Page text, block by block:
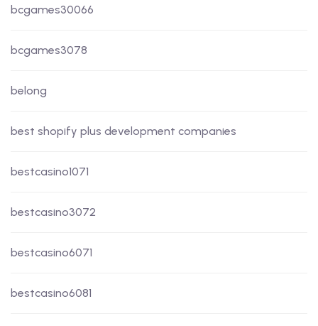
bcgames30066
bcgames3078
belong
best shopify plus development companies
bestcasino1071
bestcasino3072
bestcasino6071
bestcasino6081